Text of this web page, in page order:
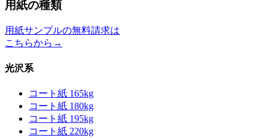
用紙の種類
用紙サンプルの無料請求は
こちらから→
光沢系
コート紙 165kg
コート紙 180kg
コート紙 195kg
コート紙 220kg